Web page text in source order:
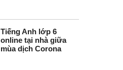
Tiếng Anh lớp 6
online tại nhà giữa
mùa dịch Corona